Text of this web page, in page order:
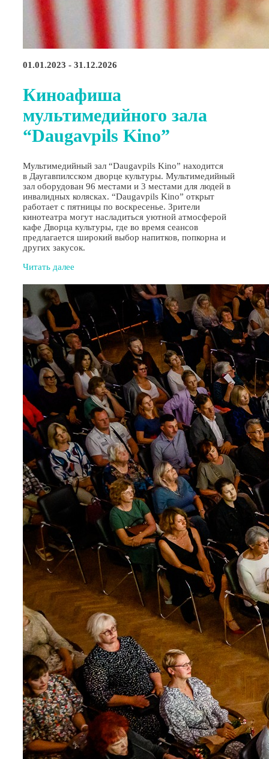
01.01.2023 - 31.12.2026
Киноафиша
мультимедийного зала
“Daugavpils Kino”
Мультимедийный зал “Daugavpils Kino” находится
в Даугавпилсском дворце культуры. Мультимедийный
зал оборудован 96 местами и 3 местами для людей в
инвалидных колясках. “Daugavpils Kino” открыт
работает с пятницы по воскресенье. Зрители
кинотеатра могут насладиться уютной атмосферой
кафе Дворца культуры, где во время сеансов
предлагается широкий выбор напитков, попкорна и
других закусок.
Читать далее